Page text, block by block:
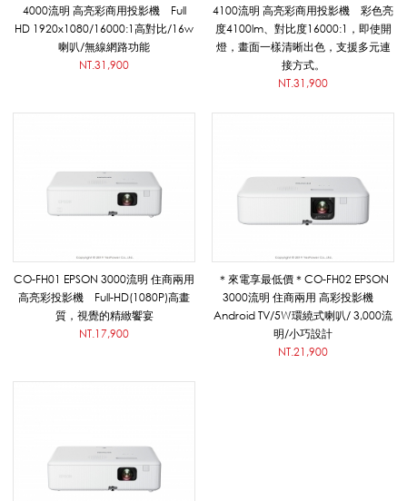
影
音
|
4000流明 高亮彩商用投影機 Full
HD 1920x1080/16000:1高對比/16w
喇叭/無線網路功能
NT.31,900
4100流明 高亮彩商用投影機 彩色亮
度4100lm、對比度16000:1，即使開
燈，畫面一樣清晰出色，支援多元連
接方式。
NT.31,900
CO-FH01 EPSON 3000流明 住商兩用
高亮彩投影機 Full-HD(1080P)高畫
質，視覺的精緻饗宴
NT.17,900
＊來電享最低價＊CO-FH02 EPSON
3000流明 住商兩用 高彩投影機
Android TV/5W環繞式喇叭/ 3,000流
明/小巧設計
NT.21,900